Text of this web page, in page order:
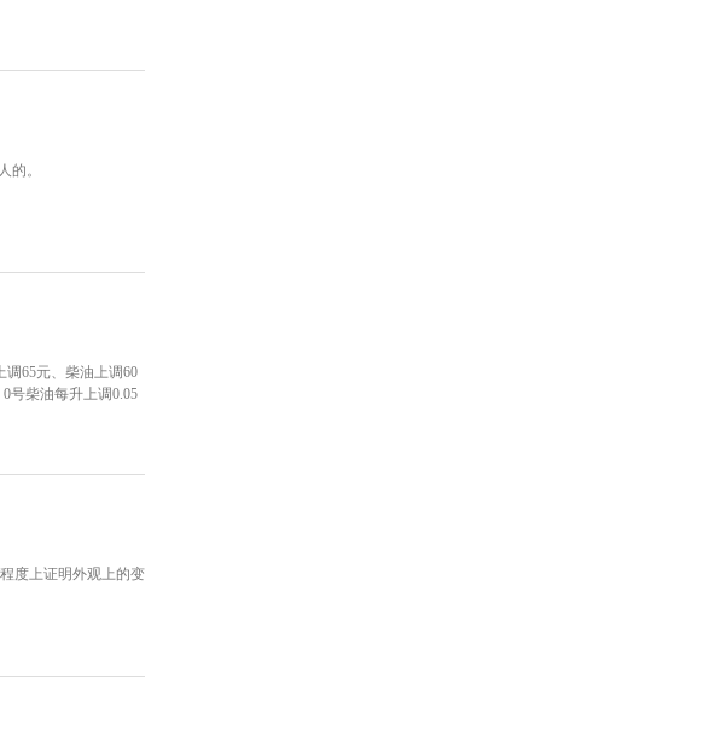
的。
调65元、柴油上调60
号柴油每升上调0.05
度上证明外观上的变